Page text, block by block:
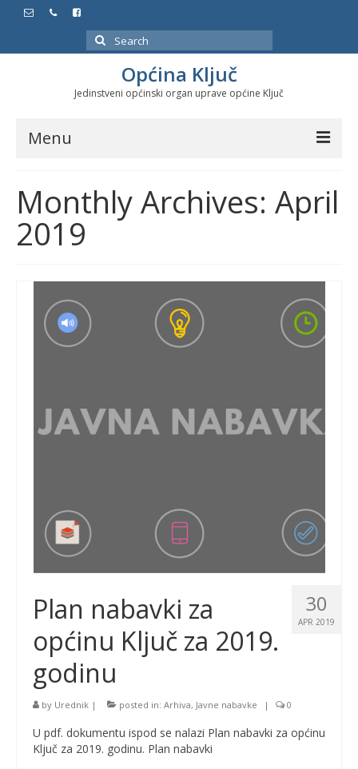
Search
for:
Općina Ključ
Jedinstveni općinski organ uprave općine Ključ
Menu
Službeni glasnici
Javne nabavke
Značajni datumi i manifestacije
Program energetske efikasnosti u stambenom
sektoru
Monthly Archives: April
2019
30
APR 2019
Plan nabavki za
općinu Ključ za 2019.
godinu
by Urednik | posted in: Arhiva, Javne nabavke | 0
U pdf. dokumentu ispod se nalazi Plan nabavki za općinu
Ključ za 2019. godinu. Plan nabavki